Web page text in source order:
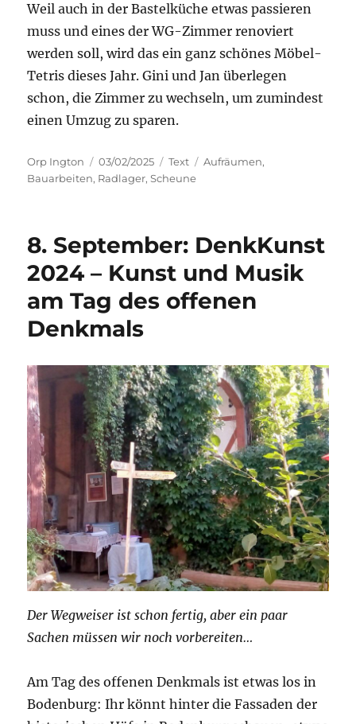
Weil auch in der Bastelküche etwas passieren
muss und eines der WG-Zimmer renoviert
werden soll, wird das ein ganz schönes Möbel-
Tetris dieses Jahr. Gini und Jan überlegen
schon, die Zimmer zu wechseln, um zumindest
einen Umzug zu sparen.
Autor
Orp Ington
Veröffentlicht
am
03/02/2025 Kategorien
Text Schlagwörter
Aufräumen,
Bauarbeiten, Radlager,Scheune
8. September: DenkKunst
2024 – Kunst und Musik
am Tag des offenen
Denkmals
Der Wegweiser ist schon fertig, aber ein paar
Sachen müssen wir noch vorbereiten…
Am Tag des offenen Denkmals ist etwas los in
Bodenburg: Ihr könnt hinter die Fassaden der